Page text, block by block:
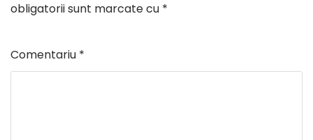
obligatorii sunt marcate cu *
Comentariu *